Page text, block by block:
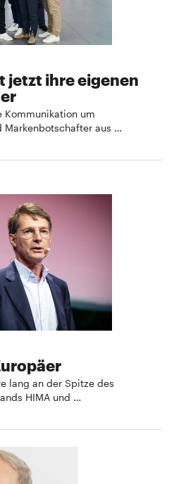
jetzt ihre eigenen
Kommunikation um
Markenbotschafter aus …
lang an der Spitze des
HIMA und …